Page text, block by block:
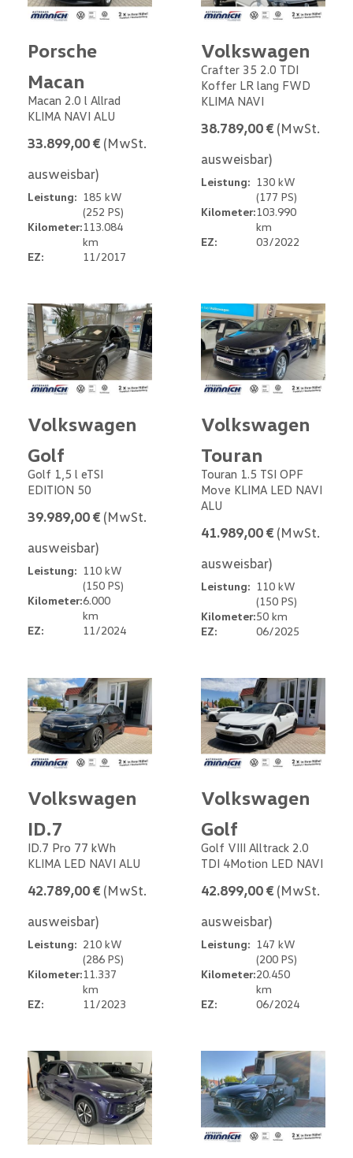
Porsche
Macan
Macan 2.0 l Allrad
KLIMA NAVI ALU
33.899,00 € (MwSt.
ausweisbar)
Leistung: 185 kW
(252 PS)
Kilometer:113.084
km
EZ:
11/2017
Volkswagen
Crafter 35 2.0 TDI
Koffer LR lang FWD
KLIMA NAVI
38.789,00 € (MwSt.
ausweisbar)
Leistung: 130 kW
(177 PS)
Kilometer:103.990
km
EZ:
03/2022
Volkswagen
Golf
Golf 1,5 l eTSI
EDITION 50
39.989,00 € (MwSt.
ausweisbar)
Leistung: 110 kW
(150 PS)
Kilometer:6.000
km
EZ:
11/2024
Volkswagen
Touran
Touran 1.5 TSI OPF
Move KLIMA LED NAVI
ALU
41.989,00 € (MwSt.
ausweisbar)
Leistung: 110 kW
(150 PS)
Kilometer:50 km
EZ:
06/2025
Volkswagen
ID.7
ID.7 Pro 77 kWh
KLIMA LED NAVI ALU
42.789,00 € (MwSt.
ausweisbar)
Leistung: 210 kW
(286 PS)
Kilometer:11.337
km
EZ:
11/2023
Volkswagen
Golf
Golf VIII Alltrack 2.0
TDI 4Motion LED NAVI
42.899,00 € (MwSt.
ausweisbar)
Leistung: 147 kW
(200 PS)
Kilometer:20.450
km
EZ:
06/2024